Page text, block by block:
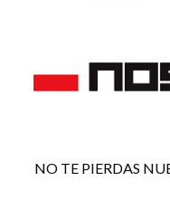
NO TE PIERDAS